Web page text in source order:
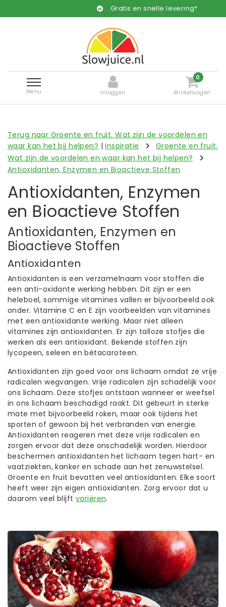
Gratis en snelle levering*
Menu Inloggen
0
Winkelwagen
Terug naar Groente en fruit. Wat zijn de voordelen en
waar kan het bij helpen? |Inspiratie
Groente en fruit.
Wat zijn de voordelen en waar kan het bij helpen?
Antioxidanten, Enzymen en Bioactieve Stoffen
Antioxidanten, Enzymen
en Bioactieve Stoffen
Antioxidanten, Enzymen en
Bioactieve Stoffen
Antioxidanten
Antioxidanten is een verzamelnaam voor stoffen die
een anti-oxidante werking hebben. Dit zijn er een
heleboel, sommige vitamines vallen er bijvoorbeeld ook
onder. Vitamine C en E zijn voorbeelden van vitamines
met een antioxidante werking. Maar niet alleen
vitamines zijn antioxidanten. Er zijn talloze stofjes die
werken als een antioxidant. Bekende stoffen zijn
lycopeen, seleen en bètacaroteen.
Antioxidanten zijn goed voor ons lichaam omdat ze vrije
radicalen wegvangen. Vrije radicalen zijn schadelijk voor
ons lichaam. Deze stofjes ontstaan wanneer er weefsel
in ons lichaam beschadigd raakt. Dit gebeurt in sterke
mate met bijvoorbeeld roken, maar ook tijdens het
sporten of gewoon bij het verbranden van energie.
Antioxidanten reageren met deze vrije radicalen en
zorgen ervoor dat deze onschadelijk worden. Hierdoor
beschermen antioxidanten het lichaam tegen hart- en
vaatziekten, kanker en schade aan het zenuwstelsel.
Groente en fruit bevatten veel antioxidanten. Elke soort
heeft weer zijn eigen antioxidanten. Zorg ervoor dat u
daarom veel blijft variëren.